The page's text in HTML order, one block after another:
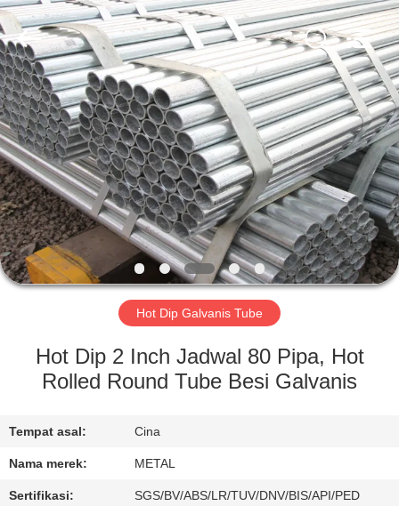
RUMAH
PRODUK
TENTANG
KAMI
TUR
KONTROL
HUBUNGI
KAMI
TOBO
STEEL
GROUP
CHINA.
All
Rights
Reserved.
Hot Dip Galvanis Tube
Hot Dip 2 Inch Jadwal 80 Pipa, Hot
Rolled Round Tube Besi Galvanis
Tempat asal: Cina
Nama merek: METAL
Sertifikasi: SGS/BV/ABS/LR/TUV/DNV/BIS/API/PED